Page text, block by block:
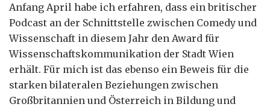
Anfang April habe ich erfahren, dass ein britischer
Podcast an der Schnittstelle zwischen Comedy und
Wissenschaft in diesem Jahr den Award für
Wissenschaftskommunikation der Stadt Wien
erhält. Für mich ist das ebenso ein Beweis für die
starken bilateralen Beziehungen zwischen
Großbritannien und Österreich in Bildung und